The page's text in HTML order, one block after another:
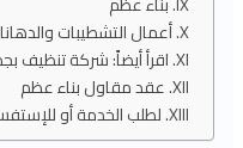
أعمال التشطيبات
اقرأ أيضاً: شركة تنظيف
عقد مقاول بناء عظم
لطلب الخدمة أو